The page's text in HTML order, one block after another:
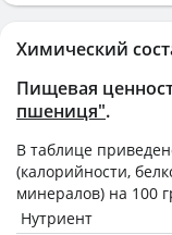
Химический
Пищевая
пшениця".
В таблице
(калорийности,
минералов) на 100
Нутриент